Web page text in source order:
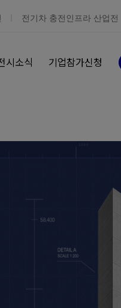
전기차 충전인프라 산업전
시소식 기업참가신청